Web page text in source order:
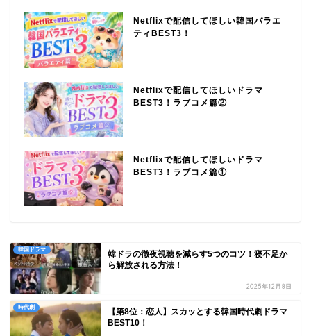
Netflixで配信してほしい韓国バラエ
ティBEST3！
Netflixで配信してほしいドラマ
BEST3！ラブコメ篇②
Netflixで配信してほしいドラマ
BEST3！ラブコメ篇①
韓国ドラマ
韓ドラの徹夜視聴を減らす5つのコツ！寝不足か
ら解放される方法！
2025年12月8日
時代劇
【第8位：恋人】スカッとする韓国時代劇ドラマ
BEST10！